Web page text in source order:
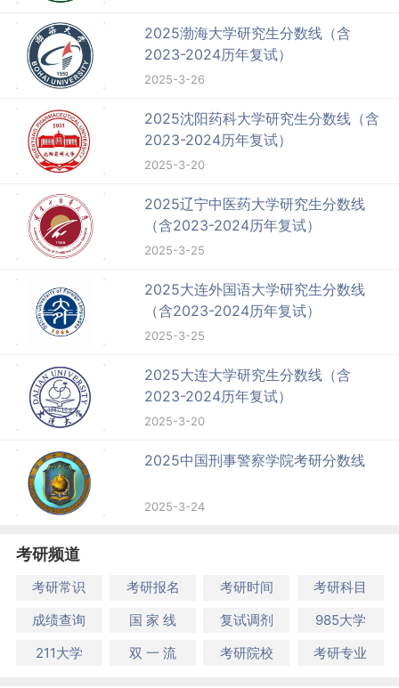
2025渤海大学研究生分数线（含
2023-2024历年复试）
2025-3-26
2025沈阳药科大学研究生分数线（含
2023-2024历年复试）
2025-3-20
2025辽宁中医药大学研究生分数线
（含2023-2024历年复试）
2025-3-25
2025大连外国语大学研究生分数线
（含2023-2024历年复试）
2025-3-25
2025大连大学研究生分数线（含
2023-2024历年复试）
2025-3-20
2025中国刑事警察学院考研分数线
2025-3-24
考研频道
考研常识 考研报名 考研时间
考研科目
成绩查询
国 家 线 复试调剂
985大学
211大学
双 一 流 考研院校 考研专业